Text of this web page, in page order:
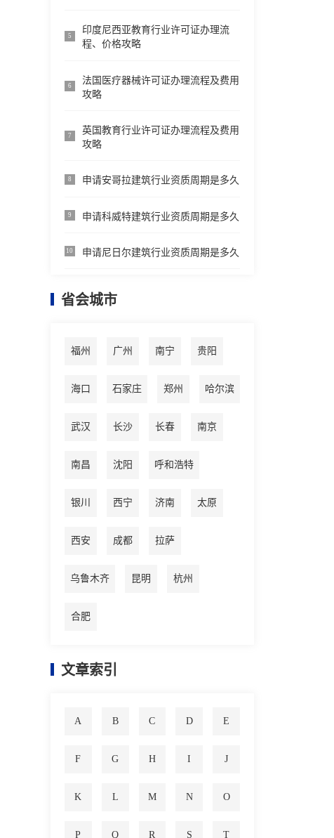
5
印度尼西亚教育行业许可证办理流
程、价格攻略
6
法国医疗器械许可证办理流程及费用
攻略
7
英国教育行业许可证办理流程及费用
攻略
8 申请安哥拉建筑行业资质周期是多久
9 申请科威特建筑行业资质周期是多久
10 申请尼日尔建筑行业资质周期是多久
省会城市
福州 广州 南宁 贵阳
海口 石家庄 郑州 哈尔滨
武汉 长沙 长春 南京
南昌 沈阳 呼和浩特
银川 西宁 济南 太原
西安 成都 拉萨
乌鲁木齐 昆明 杭州
合肥
文章索引
A B C D E
F G H I J
K L M N O
P Q R S T